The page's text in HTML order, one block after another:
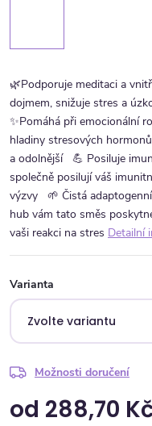
🌿Podporuje meditaci a
dojmem, snižuje stres a
✨Pomáhá při emocionální
hladiny stresových
a odolnější
💪 Posiluje
společně posilují váš
výzvy
🌱 Čistá
hub vám tato směs
vaši reakci na stres Detailní
Varianta
Možnosti doručení
od 288,70